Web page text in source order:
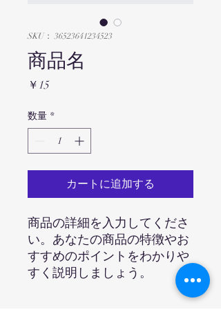
SKU： 36523641234523
商品名
￥15価
数量 *
カートに追加する
商品の詳細を入力してくださ
い。あなたの商品の特徴やお
すすめのポイントをわかりや
すく説明しましょう。